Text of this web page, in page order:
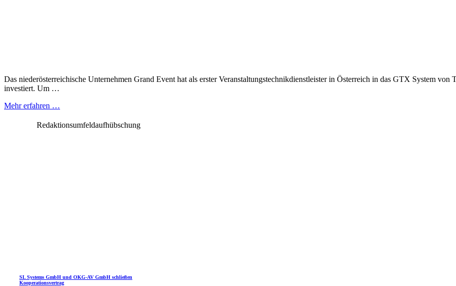
Das niederösterreichische Unternehmen Grand Event hat als erster Veranstaltungstechnikdienstleister in Österreich in das GTX System von
investiert. Um …
Mehr erfahren …
Redaktionsumfeldaufhübschung
SL Systems GmbH und OKG-AV GmbH schließen
Kooperationsvertrag